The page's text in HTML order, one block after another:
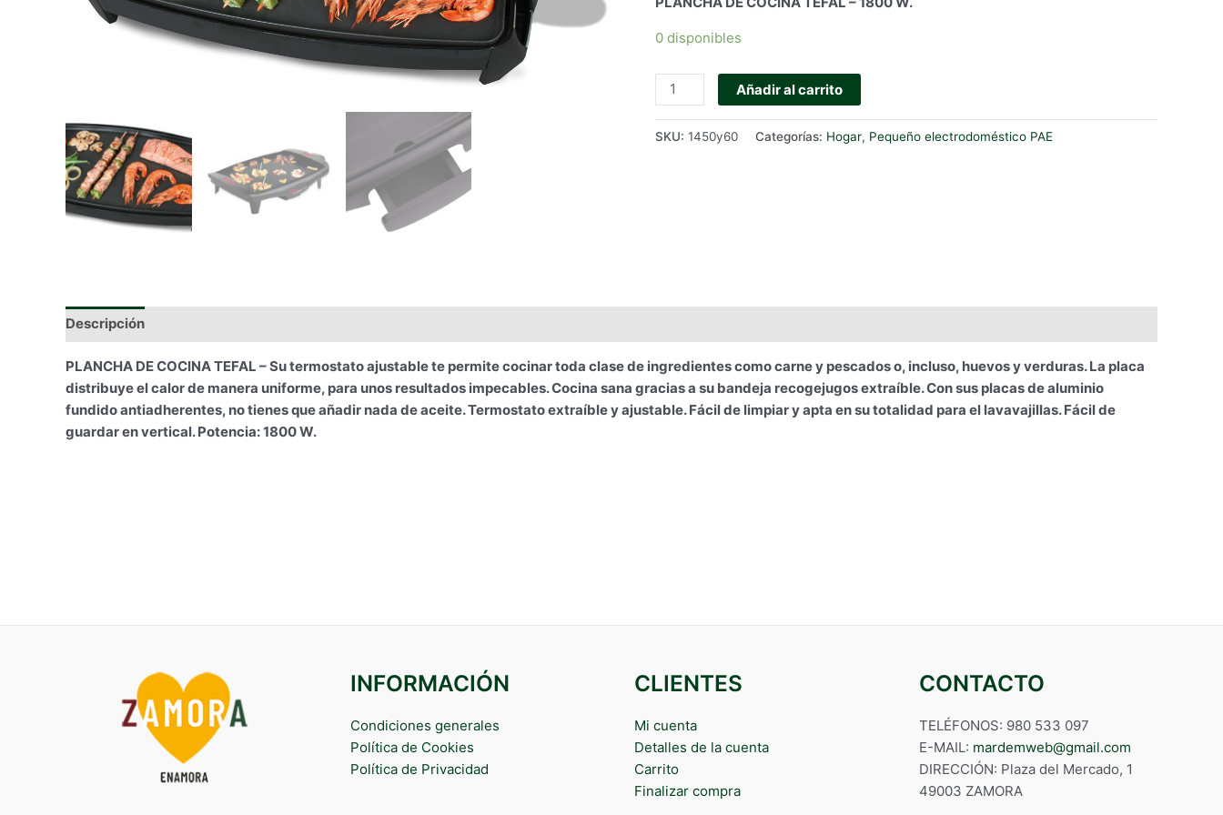
0 disponibles
PLANCHA
DE
ELÉCTRICA
Añadir al carrito
SKU: 1450y60 Categorías: Hogar, Pequeño electrodoméstico PAE
Descripción
PLANCHA DE COCINA TEFAL – Su termostato ajustable te permite cocinar toda clase de ingredientes como carne y pescados o, incluso, huevos y verduras. La placa
distribuye el calor de manera uniforme, para unos resultados impecables. Cocina sana gracias a su bandeja recogejugos extraíble. Con sus placas de aluminio
fundido antiadherentes, no tienes que añadir nada de aceite. Termostato extraíble y ajustable. Fácil de limpiar y apta en su totalidad para el lavavajillas. Fácil de
guardar en vertical. Potencia: 1800 W.
INFORMACIÓN
Condiciones generales
Política de Cookies
Política de Privacidad
CLIENTES
Mi cuenta
Detalles de la cuenta
Carrito
Finalizar compra
CONTACTO
TELÉFONOS: 980 533 097
E-MAIL: mardemweb@gmail.com
DIRECCIÓN: Plaza del Mercado, 1
49003 ZAMORA